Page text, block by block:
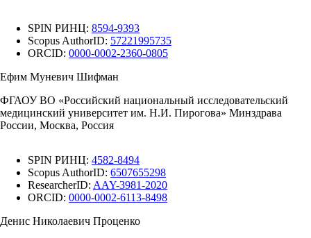
SPIN РИНЦ: 8594-9393
Scopus AuthorID: 57221995735
ORCID: 0000-0002-2360-0805
Ефим Муневич Шифман
ФГАОУ ВО «Российский национальный исследовательский
медицинский университет им. Н.И. Пирогова» Минздрава
России, Москва, Россия
SPIN РИНЦ: 4582-8494
Scopus AuthorID: 6507655298
ResearcherID: AAY-3981-2020
ORCID: 0000-0002-6113-8498
Денис Николаевич Проценко